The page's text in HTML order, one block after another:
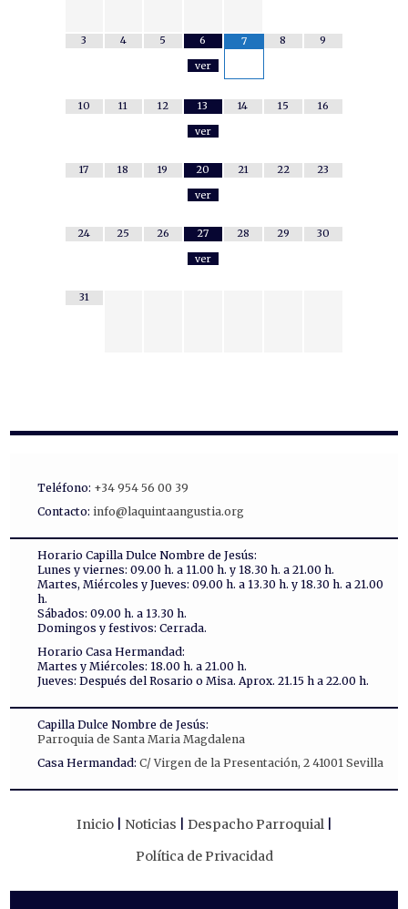
3 4 5
6
ver
7 8 9
10 11 12
13
ver
14 15 16
17 18 19
20
ver
21 22 23
24 25 26
27
ver
28 29 30
31
Teléfono: +34 954 56 00 39
Contacto: info@laquintaangustia.org
Horario Capilla Dulce Nombre de Jesús:
Lunes y viernes: 09.00 h. a 11.00 h. y 18.30 h. a 21.00 h.
Martes, Miércoles y Jueves: 09.00 h. a 13.30 h. y 18.30 h. a 21.00
h.
Sábados: 09.00 h. a 13.30 h.
Domingos y festivos: Cerrada.
Horario Casa Hermandad:
Martes y Miércoles: 18.00 h. a 21.00 h.
Jueves: Después del Rosario o Misa. Aprox. 21.15 h a 22.00 h.
Capilla Dulce Nombre de Jesús:
Parroquia de Santa Maria Magdalena
Casa Hermandad: C/ Virgen de la Presentación, 2 41001 Sevilla
Inicio Noticias
Despacho Parroquial
Política de Privacidad